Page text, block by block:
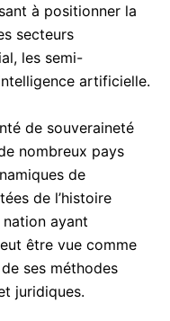
à positionner la
secteurs
les semi-
artificielle.
de souveraineté
nombreux pays
de
de l’histoire
ayant
être vue comme
ses méthodes
juridiques.